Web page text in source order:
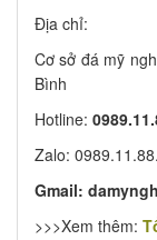
Địa chỉ:
Cơ sở đá mỹ
Bình
Hotline:
Zalo:
Gmail:
>>>Xem thêm: